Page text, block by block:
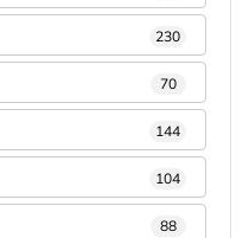
230
70
144
104
88